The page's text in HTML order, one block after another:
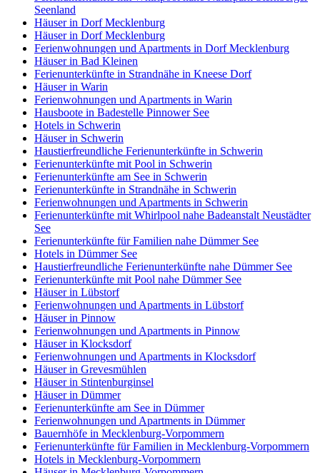
Seenland
Häuser in Dorf Mecklenburg
Häuser in Dorf Mecklenburg
Ferienwohnungen und Apartments in Dorf Mecklenburg
Häuser in Bad Kleinen
Ferienunterkünfte in Strandnähe in Kneese Dorf
Häuser in Warin
Ferienwohnungen und Apartments in Warin
Hausboote in Badestelle Pinnower See
Hotels in Schwerin
Häuser in Schwerin
Haustierfreundliche Ferienunterkünfte in Schwerin
Ferienunterkünfte mit Pool in Schwerin
Ferienunterkünfte am See in Schwerin
Ferienunterkünfte in Strandnähe in Schwerin
Ferienwohnungen und Apartments in Schwerin
Ferienunterkünfte mit Whirlpool nahe Badeanstalt Neustädter
See
Ferienunterkünfte für Familien nahe Dümmer See
Hotels in Dümmer See
Haustierfreundliche Ferienunterkünfte nahe Dümmer See
Ferienunterkünfte mit Pool nahe Dümmer See
Häuser in Lübstorf
Ferienwohnungen und Apartments in Lübstorf
Häuser in Pinnow
Ferienwohnungen und Apartments in Pinnow
Häuser in Klocksdorf
Ferienwohnungen und Apartments in Klocksdorf
Häuser in Grevesmühlen
Häuser in Stintenburginsel
Häuser in Dümmer
Ferienunterkünfte am See in Dümmer
Ferienwohnungen und Apartments in Dümmer
Bauernhöfe in Mecklenburg-Vorpommern
Ferienunterkünfte für Familien in Mecklenburg-Vorpommern
Hotels in Mecklenburg-Vorpommern